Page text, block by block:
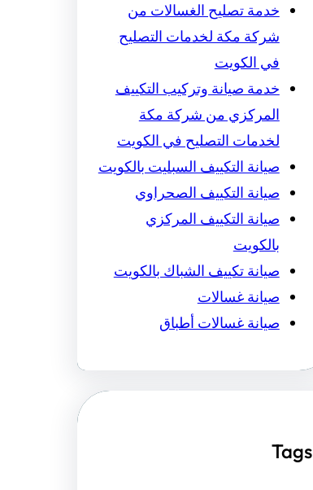
خدمة تصليح الغسالات من
شركة مكة لخدمات التصليح
في الكويت
خدمة صيانة وتركيب التكييف
المركزي من شركة مكة
لخدمات التصليح في الكويت
صيانة التكييف السبليت بالكويت
صيانة التكييف الصحراوي
صيانة التكييف المركزي
بالكويت
صيانة تكييف الشباك بالكويت
صيانة غسالات
صيانة غسالات أطباق
Tags